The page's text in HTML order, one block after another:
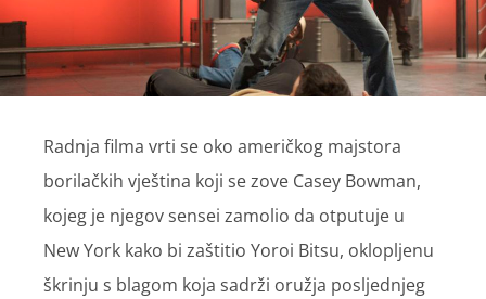
Radnja filma vrti se oko američkog majstora
borilačkih vještina koji se zove Casey Bowman,
kojeg je njegov sensei zamolio da otputuje u
New York kako bi zaštitio Yoroi Bitsu, oklopljenu
škrinju s blagom koja sadrži oružja posljednjeg